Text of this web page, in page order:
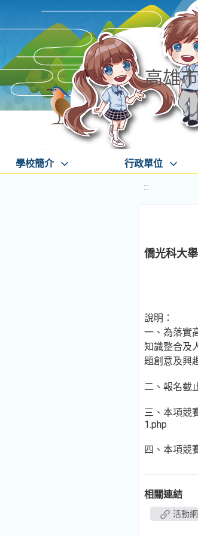
高雄
學校簡介 行政單位
:::
僑光科大
說明：
一、為落實
知識整合及
題創意及興
二、報名截
三、本項競
1.php
四、本項競
相關連結
活動